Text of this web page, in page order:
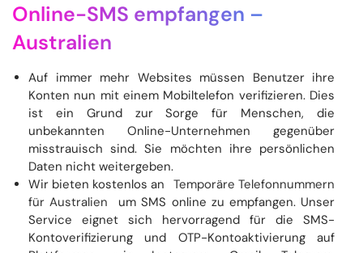
Online-SMS empfangen –
Australien
Auf immer mehr Websites müssen Benutzer ihre
Konten nun mit einem Mobiltelefon verifizieren. Dies
ist ein Grund zur Sorge für Menschen, die
unbekannten Online-Unternehmen gegenüber
misstrauisch sind. Sie möchten ihre persönlichen
Daten nicht weitergeben.
Wir bieten kostenlos an Temporäre Telefonnummern
für Australien
um SMS online zu empfangen. Unser
Service eignet sich hervorragend für die SMS-
Kontoverifizierung und OTP-Kontoaktivierung auf